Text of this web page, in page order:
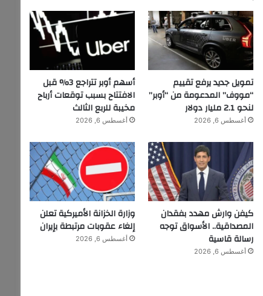
تمويل جديد يرفع تقييم
“مووف” المدعومة من “أوبر”
لنحو 2.1 مليار دولار
أغسطس 6, 2026
أسهم أوبر تتراجع 3% قبل
الافتتاح بسبب توقعات أرباح
مخيبة للربع الثالث
أغسطس 6, 2026
كيفن وارش مهدد بفقدان
المصداقية.. الأسواق توجه
رسالة قاسية
أغسطس 6, 2026
وزارة الخزانة الأميركية تعلن
إلغاء عقوبات مرتبطة بإيران
أغسطس 6, 2026